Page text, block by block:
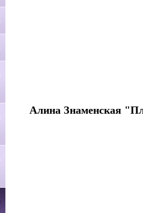
Алина Знаменская